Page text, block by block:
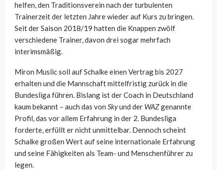
helfen, den Traditionsverein nach der turbulenten
Trainerzeit der letzten Jahre wieder auf Kurs zu bringen.
Seit der Saison 2018/19 hatten die Knappen zwölf
verschiedene Trainer, davon drei sogar mehrfach
interimsmäßig.
Miron Muslic soll auf Schalke einen Vertrag bis 2027
erhalten und die Mannschaft mittelfristig zurück in die
Bundesliga führen. Bislang ist der Coach in Deutschland
kaum bekannt – auch das von Skyund der WAZgenannte
Profil, das vor allem Erfahrung in der 2. Bundesliga
forderte, erfüllt er nicht unmittelbar. Dennoch scheint
Schalke großen Wert auf seine internationale Erfahrung
und seine Fähigkeiten als Team- und Menschenführer zu
legen.